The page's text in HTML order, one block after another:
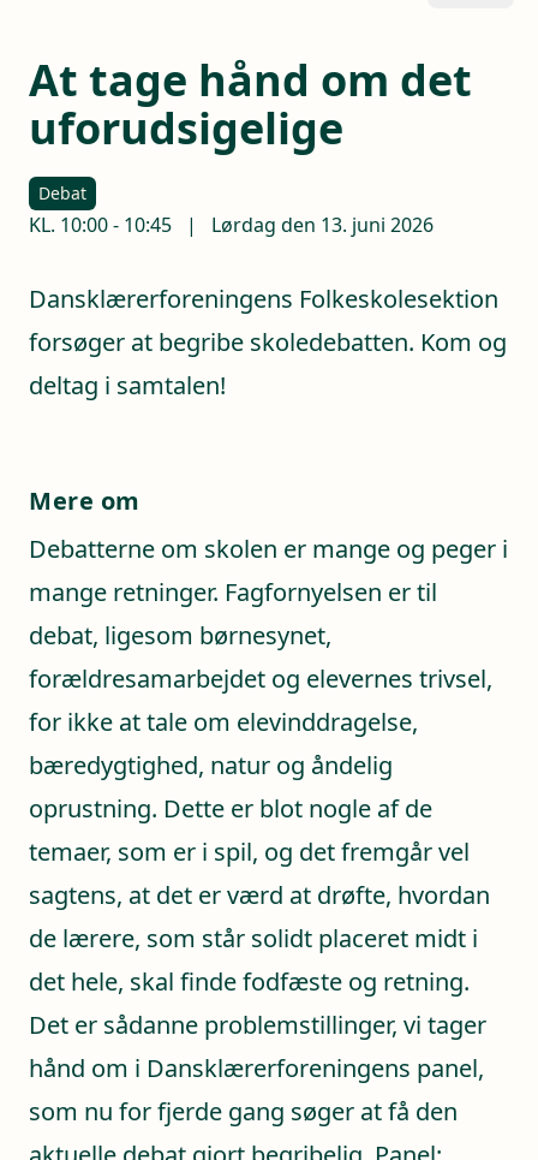
At tage hånd om det
uforudsigelige
Debat
KL. 10:00- 10:45 | Lørdag den 13. juni 2026
Dansklærerforeningens Folkeskolesektion
forsøger at begribe skoledebatten. Kom og
deltag i samtalen!
Mere om
Debatterne om skolen er mange og peger i
mange retninger. Fagfornyelsen er til
debat, ligesom børnesynet,
forældresamarbejdet og elevernes trivsel,
for ikke at tale om elevinddragelse,
bæredygtighed, natur og åndelig
oprustning. Dette er blot nogle af de
temaer, som er i spil, og det fremgår vel
sagtens, at det er værd at drøfte, hvordan
de lærere, som står solidt placeret midt i
det hele, skal finde fodfæste og retning.
Det er sådanne problemstillinger, vi tager
hånd om i Dansklærerforeningens panel,
som nu for fjerde gang søger at få den